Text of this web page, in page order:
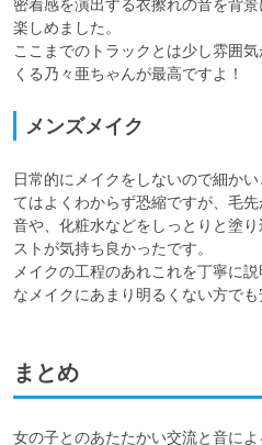
密着感を演出する衣擦れの音を背
楽しめました。
ここまでのトラックとは少し雰囲
くる乃々亜ちゃんが最高ですよ！
メンズメイク
日常的にメイクをしないので細か
てはよくわからず恐縮ですが、毛
音や、化粧水などをしっとりと塗
ストが気持ち良かったです。
メイクの工程のあれこれを丁寧に
なメイクにあまり明るくない方で
まとめ
女の子とのあたたかい交流と音に